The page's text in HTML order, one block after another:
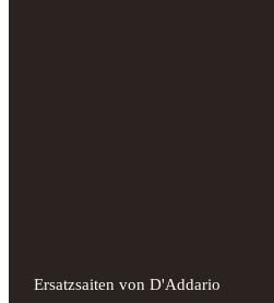
Ersatzsaiten von D'Addario